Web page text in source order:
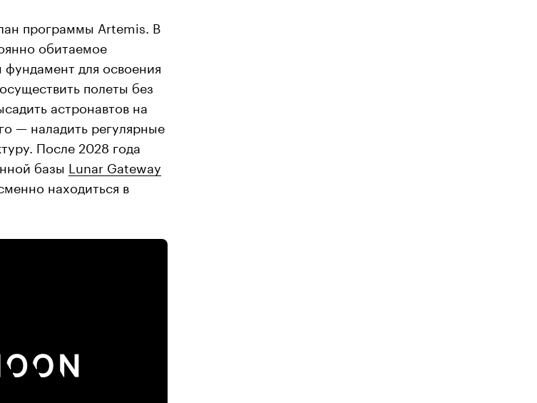
программы Artemis. В
обитаемое
для освоения
полеты без
астронавтов на
— наладить регулярные
После 2028 года
базы Lunar Gateway
находиться в